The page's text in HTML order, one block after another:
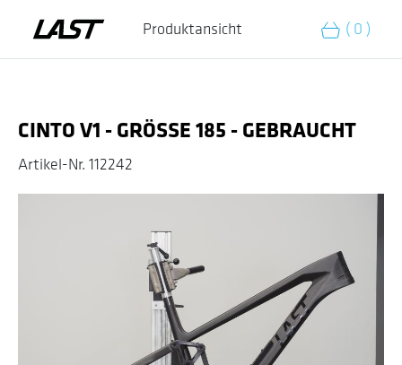
Produktansicht ( 0 )
Zum Warenkorb hinzufügen
CINTO V1 - GRÖSSE 185 - GEBRAUCHT
Artikel-Nr. 112242